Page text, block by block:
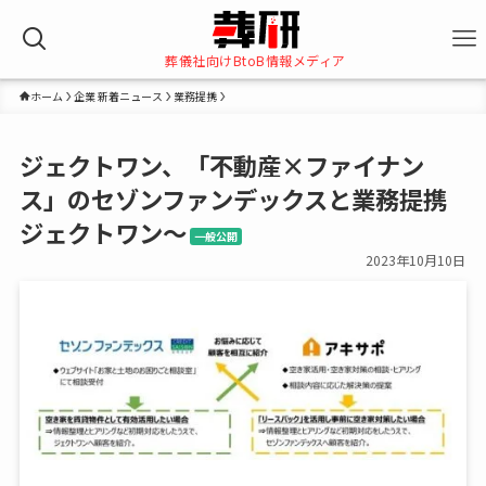
葬儀社向けBtoB情報メディア
ホーム 企業 新着ニュース 業務提携
ジェクトワン、「不動産×ファイナン
ス」のセゾンファンデックスと業務提携
ジェクトワン～ 一般公開
2023年10月10日